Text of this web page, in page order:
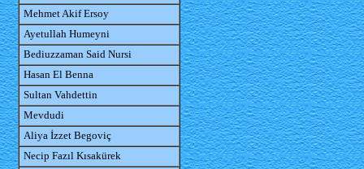
Mehmet Akif Ersoy
Ayetullah Humeyni
Bediuzzaman Said Nursi
Hasan El Benna
Sultan Vahdettin
Mevdudi
Aliya İzzet Begoviç
Necip Fazıl Kısakürek